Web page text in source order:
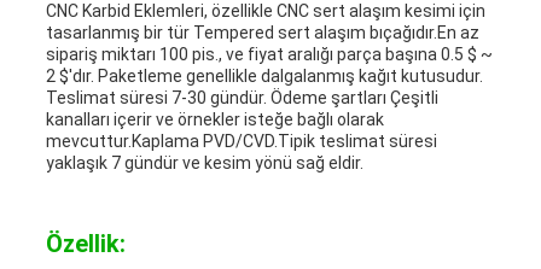
CNC Karbid Eklemleri, özellikle CNC sert alaşım kesimi için
tasarlanmış bir tür Tempered sert alaşım bıçağıdır.En az
sipariş miktarı 100 pis., ve fiyat aralığı parça başına 0.5 $ ~
2 $'dır. Paketleme genellikle dalgalanmış kağıt kutusudur.
Teslimat süresi 7-30 gündür. Ödeme şartları Çeşitli
kanalları içerir ve örnekler isteğe bağlı olarak
mevcuttur.Kaplama PVD/CVD.Tipik teslimat süresi
yaklaşık 7 gündür ve kesim yönü sağ eldir.
Özellik: